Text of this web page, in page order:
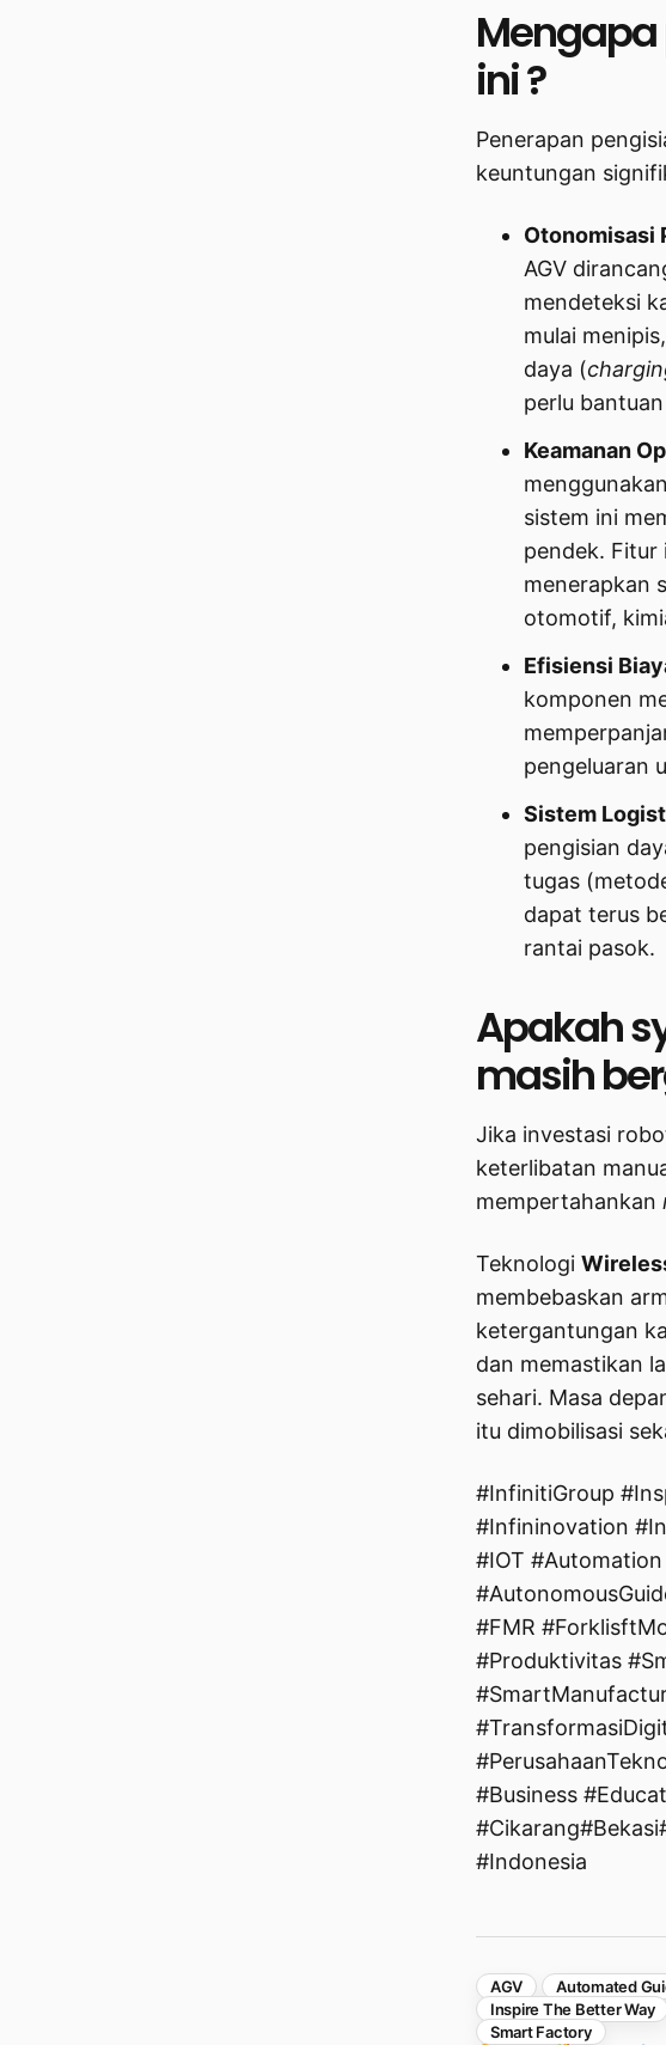
ini ?
Penerapan
keuntungan
Otonomisasi
AGV
mendeteksi
mulai
daya (
perlu
Keamanan
sistem ini
pendek. Fitur
menerapkan
otomotif,
Efisiensi
komponen
pengeluaran
Sistem
pengisian
tugas
dapat terus
rantai pasok.
Apakah
masih
Jika investasi
keterlibatan
mempertahankan
Teknologi
membebaskan
ketergantungan
dan memastikan
sehari. Masa
itu dimobilisasi
#InfinitiGroup
#Infininovation
#IOT
#FMR
#Produktivitas
#Business
#Indonesia
AGV Automated
Inspire The Better Way
Smart Factory